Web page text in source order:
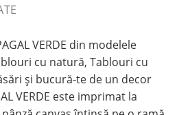
VERDE din modelele
cu natură, Tablouri cu
și bucură-te de un decor
VERDE este imprimat la